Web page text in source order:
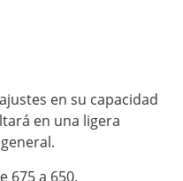
en su capacidad
en una ligera
675 a 650.